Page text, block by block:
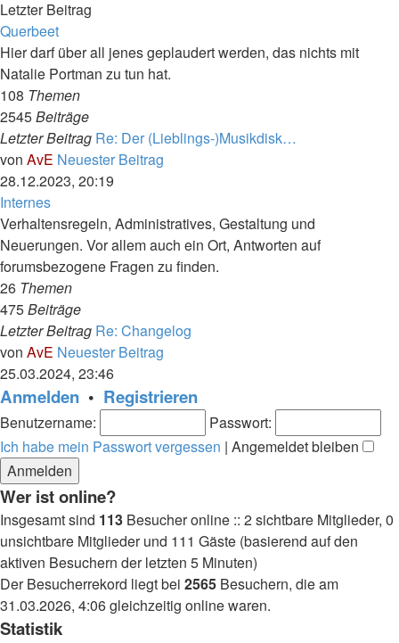
Letzter Beitrag
Querbeet
Hier darf über all jenes geplaudert werden, das nichts mit
Natalie Portman zu tun hat.
108 Themen
2545Beiträge
Letzter Beitrag Re: Der (Lieblings-)Musikdisk…
von AvE Neuester Beitrag
28.12.2023, 20:19
Internes
Verhaltensregeln, Administratives, Gestaltung und
Neuerungen. Vor allem auch ein Ort, Antworten auf
forumsbezogene Fragen zu finden.
26 Themen
475Beiträge
Letzter Beitrag Re: Changelog
von AvE Neuester Beitrag
25.03.2024, 23:46
Anmelden • Registrieren
Benutzername:
Passwort:
Ich habe mein Passwort vergessen | Angemeldet bleiben
Wer ist online?
Insgesamt sind 113 Besucher online :: 2 sichtbare Mitglieder, 0
unsichtbare Mitglieder und 111 Gäste (basierend auf den
aktiven Besuchern der letzten 5 Minuten)
Der Besucherrekord liegt bei 2565 Besuchern, die am
31.03.2026, 4:06 gleichzeitig online waren.
Statistik